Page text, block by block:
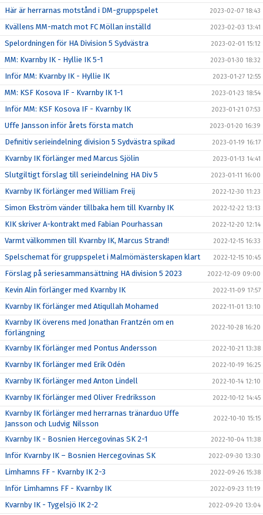
Här är herrarnas motstånd i DM-gruppspelet 2023-02-07 18:43
Kvällens MM-match mot FC Möllan inställd 2023-02-03 13:41
Spelordningen för HA Division 5 Sydvästra 2023-02-01 15:12
MM: Kvarnby IK - Hyllie IK 5-1 2023-01-30 18:32
Inför MM: Kvarnby IK - Hyllie IK 2023-01-27 12:55
MM: KSF Kosova IF - Kvarnby IK 1-1 2023-01-23 18:54
Inför MM: KSF Kosova IF - Kvarnby IK 2023-01-21 07:53
Uffe Jansson inför årets första match 2023-01-20 16:39
Definitiv serieindelning division 5 Sydvästra spikad 2023-01-19 16:17
Kvarnby IK förlänger med Marcus Sjölin 2023-01-13 14:41
Slutgiltigt förslag till serieindelning HA Div 5 2023-01-11 16:00
Kvarnby IK förlänger med William Freij 2022-12-30 11:23
Simon Ekström vänder tillbaka hem till Kvarnby IK 2022-12-22 13:13
KIK skriver A-kontrakt med Fabian Pourhassan 2022-12-20 12:14
Varmt välkommen till Kvarnby IK, Marcus Strand! 2022-12-15 16:33
Spelschemat för gruppspelet i Malmömästerskapen klart 2022-12-15 10:45
Förslag på seriesammansättning HA division 5 2023 2022-12-09 09:00
Kevin Alin förlänger med Kvarnby IK 2022-11-09 17:57
Kvarnby IK förlänger med Atiqullah Mohamed 2022-11-01 13:10
Kvarnby IK överens med Jonathan Frantzén om en
förlängning
2022-10-28 16:20
Kvarnby IK förlänger med Pontus Andersson 2022-10-21 13:38
Kvarnby IK förlänger med Erik Odén 2022-10-19 16:25
Kvarnby IK förlänger med Anton Lindell 2022-10-14 12:10
Kvarnby IK förlänger med Oliver Fredriksson 2022-10-12 14:45
Kvarnby IK förlänger med herrarnas tränarduo Uffe
Jansson och Ludvig Nilsson
2022-10-10 15:15
Kvarnby IK - Bosnien Hercegovinas SK 2-1 2022-10-04 11:38
Inför Kvarnby IK – Bosnien Hercegovinas SK 2022-09-30 13:30
Limhamns FF - Kvarnby IK 2-3 2022-09-26 15:38
Inför Limhamns FF - Kvarnby IK 2022-09-23 11:19
Kvarnby IK - Tygelsjö IK 2-2 2022-09-20 13:04